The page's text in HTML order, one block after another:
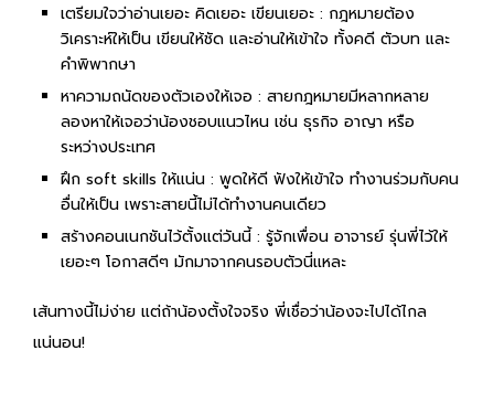
เตรียมใจว่าอ่านเยอะ คิดเยอะ เขียนเยอะ : กฎหมายต้อง
วิเคราะห์ให้เป็น เขียนให้ชัด และอ่านให้เข้าใจ ทั้งคดี ตัวบท และ
คำพิพากษา
หาความถนัดของตัวเองให้เจอ : สายกฎหมายมีหลากหลาย
ลองหาให้เจอว่าน้องชอบแนวไหน เช่น ธุรกิจ อาญา หรือ
ระหว่างประเทศ
ฝึก soft skills ให้แน่น : พูดให้ดี ฟังให้เข้าใจ ทำงานร่วมกับคน
อื่นให้เป็น เพราะสายนี้ไม่ได้ทำงานคนเดียว
สร้างคอนเนกชันไว้ตั้งแต่วันนี้ : รู้จักเพื่อน อาจารย์ รุ่นพี่ไว้ให้
เยอะๆ โอกาสดีๆ มักมาจากคนรอบตัวนี่แหละ
เส้นทางนี้ไม่ง่าย แต่ถ้าน้องตั้งใจจริง พี่เชื่อว่าน้องจะไปได้ไกล
แน่นอน!